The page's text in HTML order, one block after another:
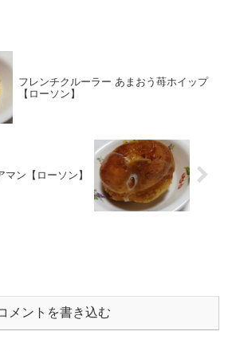
フレンチクルーラー あまおう苺ホイップ
【ローソン】
マン【ローソン】
メントを書き込む